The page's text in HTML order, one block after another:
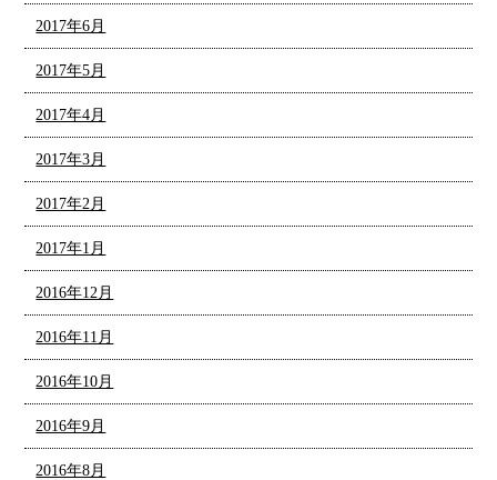
2017年6月
2017年5月
2017年4月
2017年3月
2017年2月
2017年1月
2016年12月
2016年11月
2016年10月
2016年9月
2016年8月